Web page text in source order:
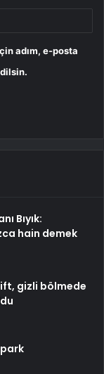
adım, e-posta
Bıyık:
hain demek
gizli bölmede
park